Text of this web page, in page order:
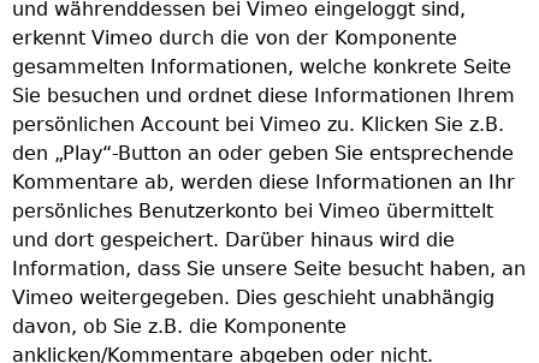
und währenddessen bei Vimeo eingeloggt sind,
erkennt Vimeo durch die von der Komponente
gesammelten Informationen, welche konkrete Seite
Sie besuchen und ordnet diese Informationen Ihrem
persönlichen Account bei Vimeo zu. Klicken Sie z.B.
den „Play“-Button an oder geben Sie entsprechende
Kommentare ab, werden diese Informationen an Ihr
persönliches Benutzerkonto bei Vimeo übermittelt
und dort gespeichert. Darüber hinaus wird die
Information, dass Sie unsere Seite besucht haben, an
Vimeo weitergegeben. Dies geschieht unabhängig
davon, ob Sie z.B. die Komponente
anklicken/Kommentare abgeben oder nicht.